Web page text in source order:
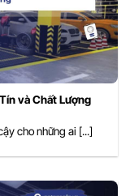
và Chất Lượng
cho những ai [...]